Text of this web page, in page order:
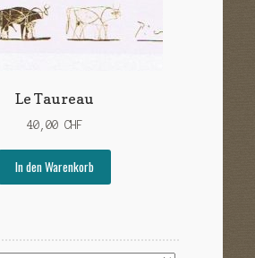
Le Taureau
40,00 CHF
In den Warenkorb